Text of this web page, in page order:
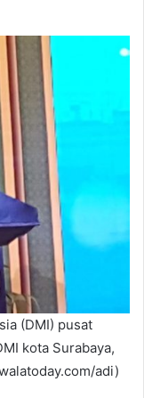
(DMI) pusat
kota Surabaya,
adi)